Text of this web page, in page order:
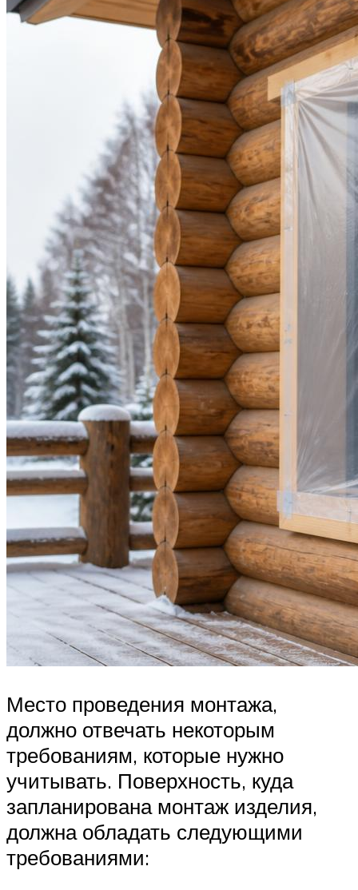
Место проведения монтажа,
должно отвечать некоторым
требованиям, которые нужно
учитывать. Поверхность, куда
запланирована монтаж изделия,
должна обладать следующими
требованиями: